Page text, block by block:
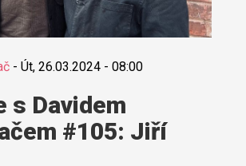
- Út, 26.03.2024 - 08:00
s Davidem
#105: Jiří